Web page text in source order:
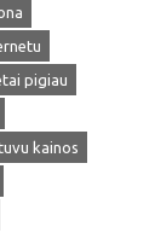
pigiau
kainos